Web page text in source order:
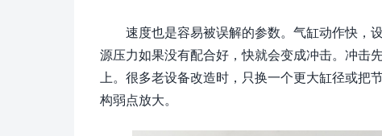
速度也是容易被误解的参数。气缸动作快，
源压力如果没有配合好，快就会变成冲击。冲击
上。很多老设备改造时，只换一个更大缸径或把
构弱点放大。